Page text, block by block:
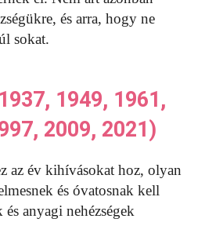
és arra, hogy ne
sokat.
1949, 1961,
2009, 2021)
az év kihívásokat hoz, olyan
és óvatosnak kell
anyagi nehézségek